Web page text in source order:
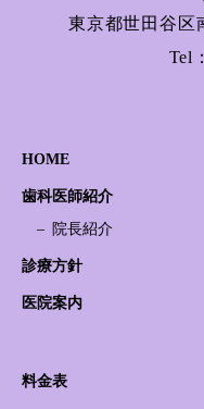
東京都世田谷区
Tel：
HOME
歯科医師紹介
院長紹介
診療方針
医院案内
料金表